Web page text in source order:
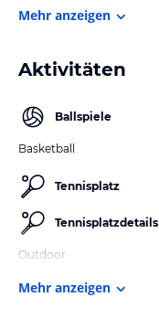
Mehr anzeigen
Aktivitäten
Ballspiele
Basketball
Tennisplatz
Tennisplatzdetails
Outdoor
Mehr anzeigen